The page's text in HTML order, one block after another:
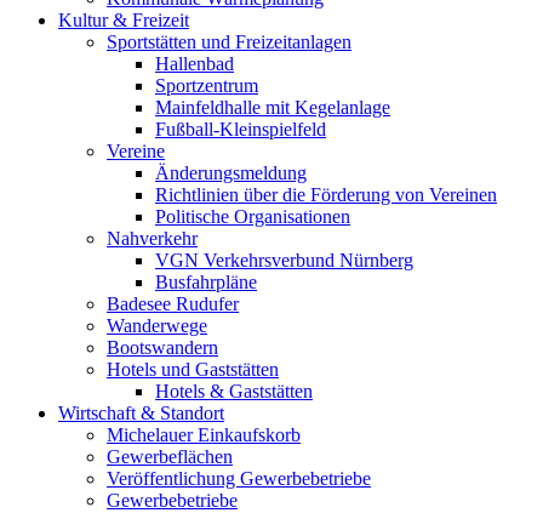
Kultur & Freizeit
Sportstätten und Freizeitanlagen
Hallenbad
Sportzentrum
Mainfeldhalle mit Kegelanlage
Fußball-Kleinspielfeld
Vereine
Änderungsmeldung
Richtlinien über die Förderung von Vereinen
Politische Organisationen
Nahverkehr
VGN Verkehrsverbund Nürnberg
Busfahrpläne
Badesee Rudufer
Wanderwege
Bootswandern
Hotels und Gaststätten
Hotels & Gaststätten
Wirtschaft & Standort
Michelauer Einkaufskorb
Gewerbeflächen
Veröffentlichung Gewerbebetriebe
Gewerbebetriebe